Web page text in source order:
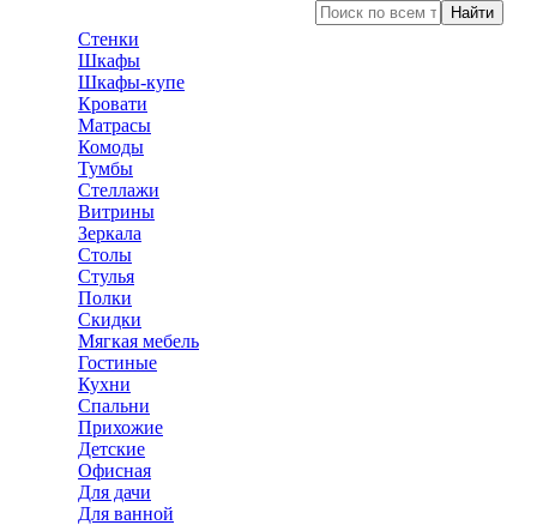
Найти
Стенки
Шкафы
Шкафы-купе
Кровати
Матрасы
Комоды
Тумбы
Стеллажи
Витрины
Зеркала
Столы
Стулья
Полки
Скидки
Мягкая мебель
Гостиные
Кухни
Спальни
Прихожие
Детские
Офисная
Для дачи
Для ванной